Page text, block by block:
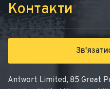
Контакти
Antwort Limited, 85 Great